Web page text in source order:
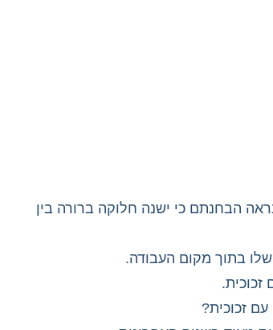
הבחנתם כי ישנה חלוקה ברורה בין
בתוך מקום העבודה.
זכוכית?